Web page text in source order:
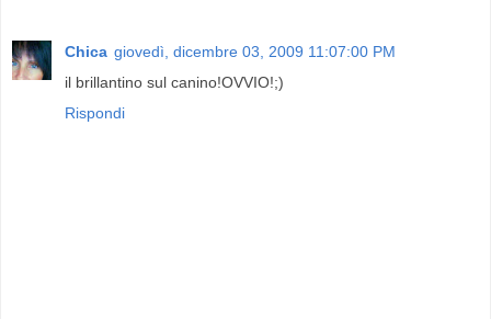
Chica giovedì, dicembre 03, 2009 11:07:00 PM
il brillantino sul canino!OVVIO!;)
Rispondi